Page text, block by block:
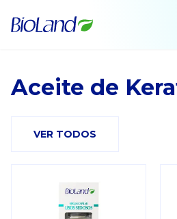
Aceite de
VER TODOS